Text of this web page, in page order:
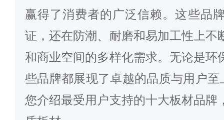
赢得了消费者的广泛信赖。这些品
证，还在防潮、耐磨和易加工性上不
和商业空间的多样化需求。无论是环
些品牌都展现了卓越的品质与用户
您介绍最受用户支持的十大板材品牌